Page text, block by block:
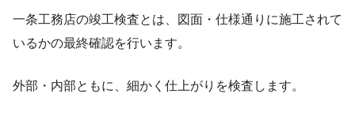
一条工務店の竣工検査とは、図面・仕様通りに施工されて
いるかの最終確認を行います。
外部・内部ともに、細かく仕上がりを検査します。